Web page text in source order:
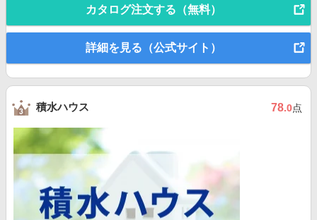
カタログ注文する（無料）
詳細を見る（公式サイト）
積水ハウス 78.0点